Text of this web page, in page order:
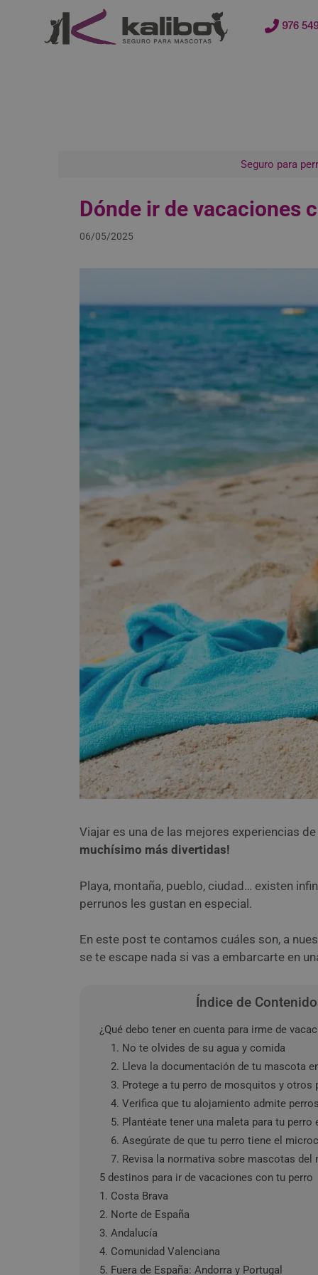
976
Seguro para
Dónde ir de vacaciones
06/05/2025
Viajar es una de las mejores experiencias
muchísimo más divertidas!
Playa, montaña, pueblo, ciudad… existen
perrunos les gustan en especial.
En este post te contamos cuáles son, a
se te escape nada si vas a embarcarte en
Índice de
¿Qué debo tener en cuenta para irme de
1. No te olvides de su agua y comida
2. Lleva la documentación de tu mascota
3. Protege a tu perro de mosquitos y otros
4. Verifica que tu alojamiento admite
5. Plantéate tener una maleta para tu perro
6. Asegúrate de que tu perro tiene el
7. Revisa la normativa sobre mascotas del
5 destinos para ir de vacaciones con tu perro
1. Costa Brava
2. Norte de España
3. Andalucía
4. Comunidad Valenciana
5. Fuera de España: Andorra y Portugal